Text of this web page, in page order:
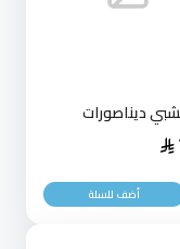
ديناصورات
أضف للسلة